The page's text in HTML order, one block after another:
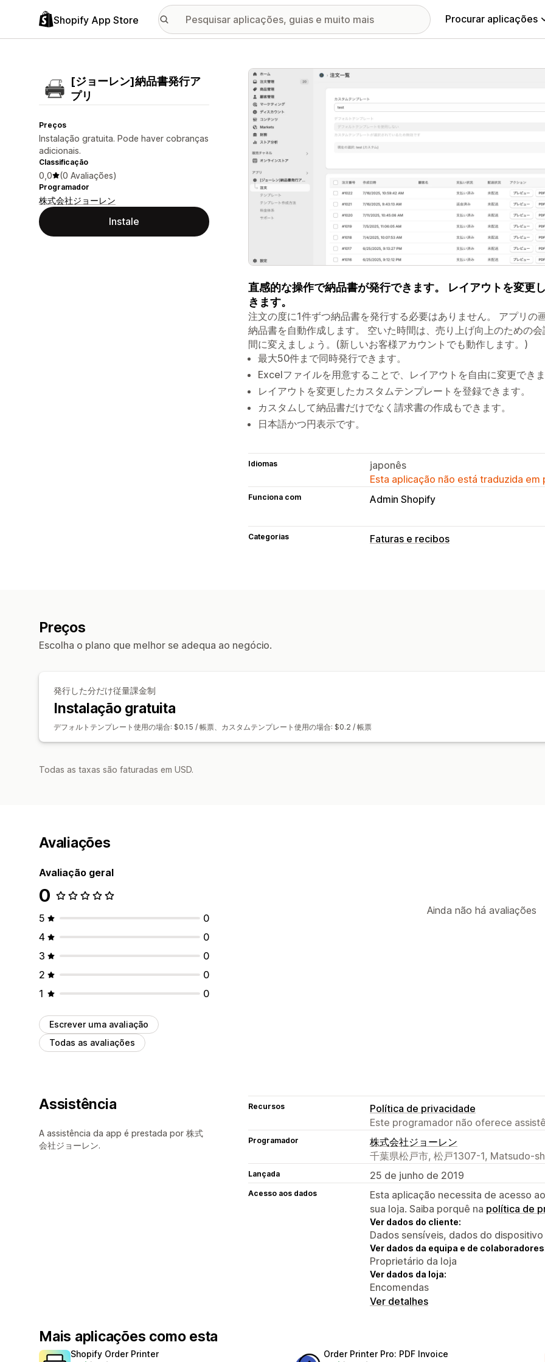
Shopify App Store Procurar aplicações
[ジョーレン]納品書発行ア
プリ
Preços
Instalação gratuita. Pode haver cobranças
adicionais.
Classificação
0,0 (0 Avaliações)
Programador
株式会社ジョーレン
Instale
Galeria de imagens em destaque
直感的な操作で納品書が発行できます。 レイアウトを変更
きます。
注文の度に1件ずつ納品書を発行する必要はありません。 アプリの
納品書を自動作成します。 空いた時間は、売り上げ向上のための
間に変えましょう。(新しいお客様アカウントでも動作します。)
最大50件まで同時発行できます。
Excelファイルを用意することで、レイアウトを自由に変更できま
レイアウトを変更したカスタムテンプレートを登録できます。
カスタムして納品書だけでなく請求書の作成もできます。
日本語かつ円表示です。
Idiomas
japonês
Esta aplicação não está traduzida
Funciona com Admin Shopify
Categorias Faturas e recibos
Preços
Escolha o plano que melhor se adequa ao negócio.
発行した分だけ従量課金制
Instalação gratuita
デフォルトテンプレート使用の場合: $0.15 / 帳票、カスタムテンプレート使用の場合: $0.2 / 帳票
Todas as taxas são faturadas em USD.
Avaliações
Avaliação geral
0
5
0
4
0
3
0
2
0
1
0
Escrever uma avaliação
Todas as avaliações
Ainda não há avaliações
Assistência
A assistência da app é prestada por 株式
会社ジョーレン.
Recursos
Política de privacidade
Este programador não oferece
Programador
株式会社ジョーレン
千葉県松戸市, 松戸1307-1, Matsudo-
Lançada 25 de junho de 2019
Acesso aos dados
Esta aplicação necessita de acesso
sua loja. Saiba porquê na política de
Ver dados do cliente:
Dados sensíveis, dados do
Ver dados da equipa e de
Proprietário da loja
Ver dados da loja:
Encomendas
Ver detalhes
Mais aplicações como esta
Shopify Order Printer Order Printer Pro: PDF Invoice